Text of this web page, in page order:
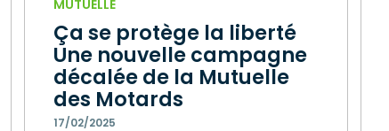
MUTUELLE
Ça se protège la liberté
Une nouvelle campagne
décalée de la Mutuelle
des Motards
17/02/2025